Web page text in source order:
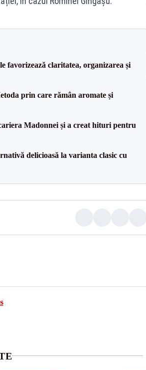
favorizează claritatea, organizarea și
prin care rămân aromate și
Madonnei și a creat hituri pentru
delicioasă la varianta clasic cu